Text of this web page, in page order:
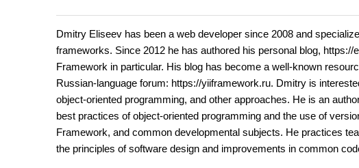
Dmitry Eliseev has been a web developer since 2008 and
frameworks. Since 2012 he has authored his personal blog,
Framework in particular. His blog has become a well-known
Russian-language forum: https://yiiframework.ru. Dmitry is
object-oriented programming, and other approaches. He is an
best practices of object-oriented programming and the use of
Framework, and common developmental subjects. He practices
the principles of software design and improvements in common